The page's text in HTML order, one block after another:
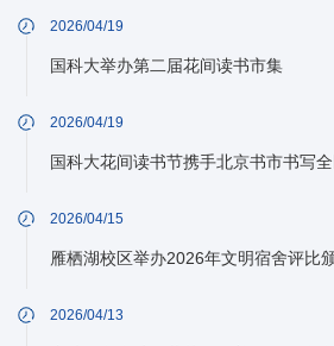
2026/04/19
国科大举办第二届花间读书市集
2026/04/19
国科大花间读书节携手北京书市书写
2026/04/15
雁栖湖校区举办2026年文明宿舍评比
2026/04/13